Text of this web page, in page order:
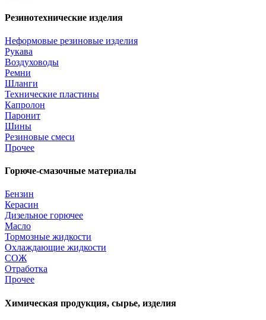
Резинотехнические изделия
Неформовые резиновые изделия
Рукава
Воздуховоды
Ремни
Шланги
Технические пластины
Капролон
Паронит
Шины
Резиновые смеси
Прочее
Горюче-смазочные материалы
Бензин
Керасин
Дизельное горючее
Масло
Тормозные жидкости
Охлаждающие жидкости
СОЖ
Отработка
Прочее
Химическая продукция, сырье, изделия